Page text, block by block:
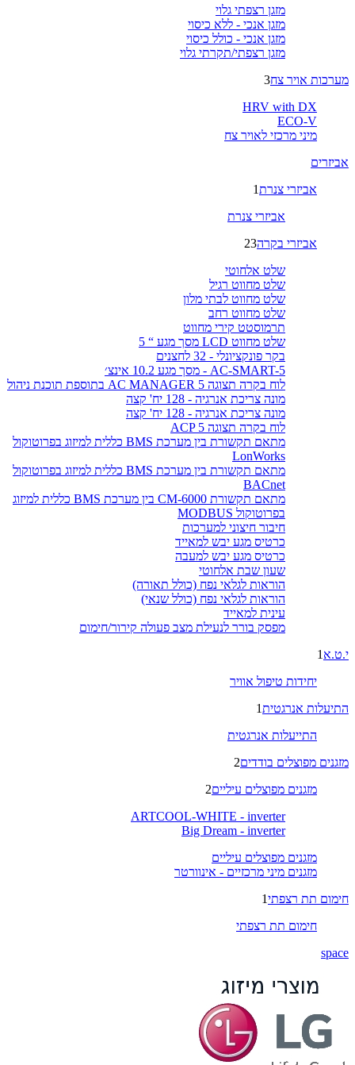
מזגן רצפתי גלוי
מזגן אנכי - ללא כיסוי
מזגן אנכי - כולל כיסוי
מזגן רצפתי/תקרתי גלוי
מערכות אויר צח3
HRV with DX
ECO-V
מיני מרכזי לאויר צח
אביזרים
אביזרי צנרת1
אביזרי צנרת
אביזרי בקרה23
שלט אלחוטי
שלט מחווט רגיל
שלט מחווט לבתי מלון
שלט מחווט רחב
תרמוסטט קירי מחווט
שלט מחווט LCD מסך מגע “ 5
בקר פונקציונלי - 32 לחצנים
AC-SMART-5 - מסך מגע 10.2 אינצ׳
לוח בקרה תצוגה AC MANAGER 5 בתוספת תוכנת ניהול
מונה צריכת אנרגיה - 128 יח' קצה
מונה צריכת אנרגיה - 128 יח' קצה
לוח בקרה תצוגה ACP 5
מתאם תקשורת בין מערכת BMS כללית למיזוג בפרוטוקול
LonWorks
מתאם תקשורת בין מערכת BMS כללית למיזוג בפרוטוקול
BACnet
מתאם תקשורת CM-6000 בין מערכת BMS כללית למיזוג
בפרוטוקול MODBUS
חיבור חיצוני למערכות
כרטיס מגע יבש למאייד
כרטיס מגע יבש למעבה
שעון שבת אלחוטי
הוראות לגלאי נפח (כולל תאורה)
הוראות לגלאי נפח (כולל שנאי)
עינית למאייד
מפסק בורר לנעילת מצב פעולה קירור/חימום
י.ט.א 1
יחידות טיפול אוויר
התיעלות אנרגטית1
התייעלות אנרגטית
מזגנים מפוצלים בודדים2
מזגנים מפוצלים עיליים2
ARTCOOL-WHITE - inverter
Big Dream - inverter
מזגנים מפוצלים עיליים
מזגנים מיני מרכזיים - אינוורטר
חימום תת רצפתי1
חימום תת רצפתי
space